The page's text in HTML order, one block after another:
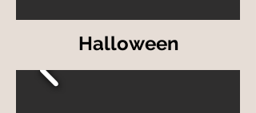
Halloween